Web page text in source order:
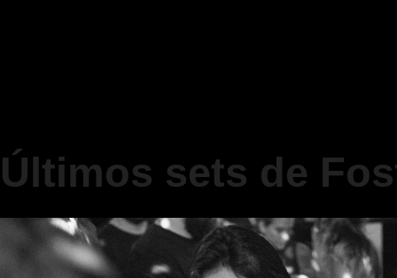
Últimos sets de